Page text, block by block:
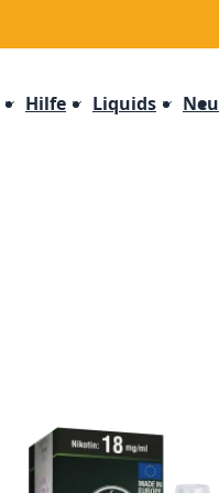
Hilfe Liquids Neu